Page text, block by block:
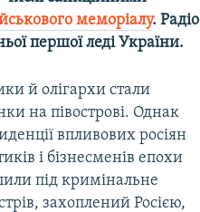
меморіалу. Радіо
першої леді України.
й олігархи стали
на півострові. Однак
впливових росіян
і бізнесменів епохи
під кримінальне
захоплений Росією,